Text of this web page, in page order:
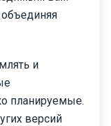
и
планируемые.
версий